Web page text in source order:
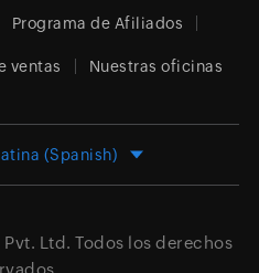
Programa de Afiliados
ventas Nuestras oficinas
(Spanish)
Ltd. Todos los derechos